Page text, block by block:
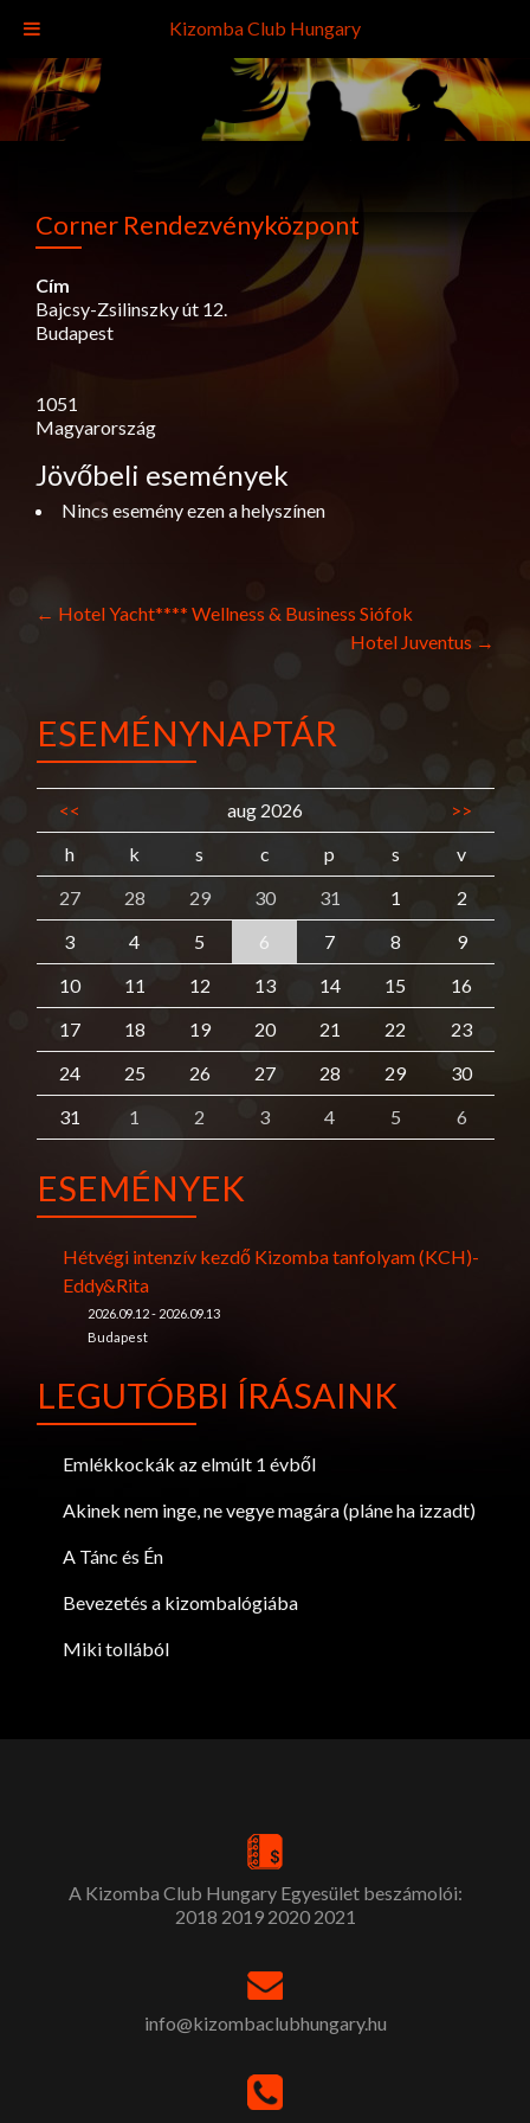
Corner Rendezvényközpont
Cím
Bajcsy-Zsilinszky út 12.
Budapest
1051
Magyarország
Jövőbeli események
Nincs esemény ezen a helyszínen
Post
← Hotel Yacht**** Wellness & Business Siófok
Hotel Juventus →
ESEMÉNYNAPTÁR
<< aug 2026
>>
h
k s c p s
v
27
28 29 30 31 1
2
3
4 5 6 7 8
9
10
11 12 13 14 15
16
17
18 19 20 21 22
23
24
25 26 27 28 29
30
31
1 2 3 4 5 6
ESEMÉNYEK
Hétvégi intenzív kezdő Kizomba tanfolyam (KCH)-
Eddy&Rita
2026.09.12 - 2026.09.13
Budapest
LEGUTÓBBI ÍRÁSAINK
Emlékkockák az elmúlt 1 évből
Akinek nem inge, ne vegye magára (pláne ha izzadt)
A Tánc és Én
Bevezetés a kizombalógiába
Miki tollából
A Kizomba Club Hungary Egyesület beszámolói:
2018 2019 2020 2021
info@kizombaclubhungary.hu
Kizomba Club Hungary